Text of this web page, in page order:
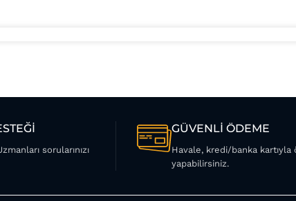
sorularınızı
GÜVENLİ ÖDEME
Havale, kredi/banka kartıyla
yapabilirsiniz.